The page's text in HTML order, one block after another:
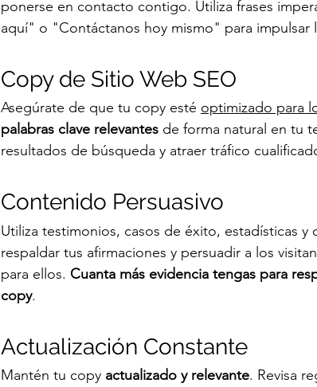
ponerse en contacto contigo. Utiliza frases
aquí" o "Contáctanos hoy mismo" para impulsar
Copy de Sitio Web SEO
Asegúrate de que tu copy esté optimizado para
palabras clave relevantes de forma natural en tu
resultados de búsqueda y atraer tráfico
Contenido Persuasivo
Utiliza testimonios, casos de éxito, estadísticas
respaldar tus afirmaciones y persuadir a los
para ellos. Cuanta más evidencia tengas para
copy.
Actualización Constante
Mantén tu copy actualizado y relevante. Revisa